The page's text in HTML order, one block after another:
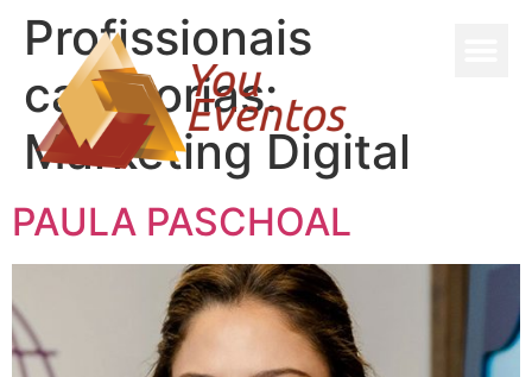
Profissionais
categorias:
Marketing Digital
PAULA PASCHOAL